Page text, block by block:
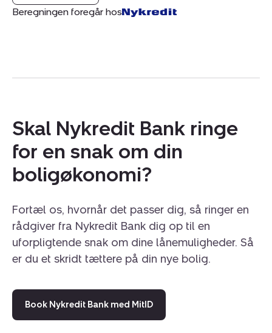
Beregningen foregår hos
Skal Nykredit Bank ringe
for en snak om din
boligøkonomi?
Fortæl os, hvornår det passer dig, så ringer en
rådgiver fra Nykredit Bank dig op til en
uforpligtende snak om dine lånemuligheder. Så
er du et skridt tættere på din nye bolig.
Book Nykredit Bank med MitID